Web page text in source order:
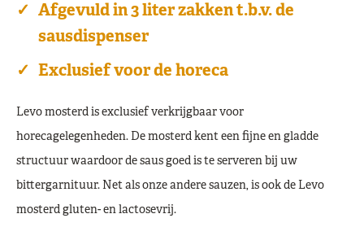
Afgevuld in 3 liter zakken t.b.v. de
sausdispenser
Exclusief voor de horeca
Levo mosterd is exclusief verkrijgbaar voor
horecagelegenheden. De mosterd kent een fijne en gladde
structuur waardoor de saus goed is te serveren bij uw
bittergarnituur. Net als onze andere sauzen, is ook de Levo
mosterd gluten- en lactosevrij.